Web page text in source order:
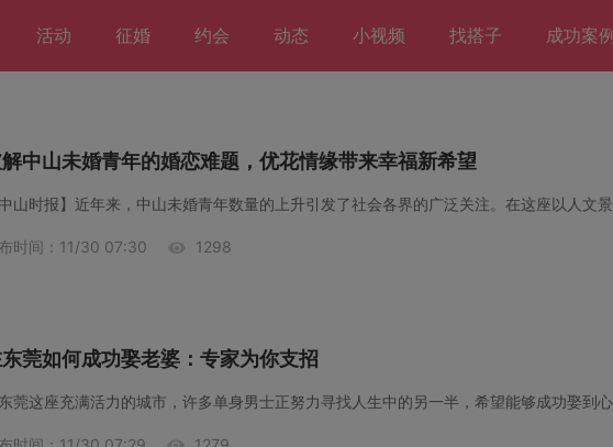
活动 征婚 约会 动态 小视频 找搭子 成功案
中山未婚青年的婚恋难题，优花情缘带来幸福新希望
时间：11/30 07:30 1298
莞如何成功娶老婆：专家为你支招